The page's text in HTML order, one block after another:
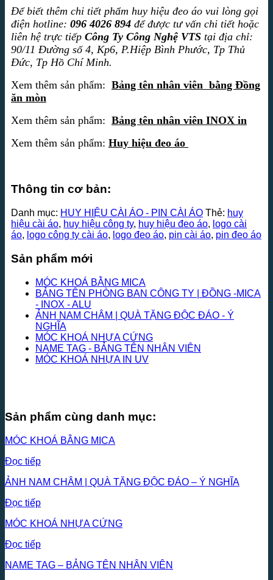
Để biết thêm chi tiết phẩm huy hiệu đeo áo vui lòng gọi
điện hotline: 096 4026 894 để được tư vấn chi tiết hoặc
liên hệ trực tiếp Công Ty Công Nghệ VTS tại địa chỉ:
90/11 Đường số 4, Kp6, P.Hiệp Bình Phước, Tp Thủ
Đức, Tp Hồ Chí Minh.
Xem thêm sản phẩm: Bảng tên nhân viên bằng Đồng
ăn mòn
Xem thêm sản phẩm: Bảng tên nhân viên INOX in
Xem thêm sản phẩm: Huy hiệu đeo áo
Thông tin cơ bản:
Danh mục: HUY HIỆU CÀI ÁO - PIN CÀI ÁO Thẻ: huy
hiệu cài áo, huy hiệu công ty, huy hiệu đeo áo, logo cài
áo, logo công ty cài áo, logo đeo áo, pin cài áo, pin đeo áo
Sản phẩm mới
MÓC KHOÁ BẰNG MICA
BẢNG TÊN PHÒNG BAN CÔNG TY | ĐỒNG -MICA
- INOX - ALU
ẢNH NAM CHÂM | QUÀ TẶNG ĐỘC ĐÁO - Ý
NGHĨA
MÓC KHOÁ NHỰA CỨNG
NAME TAG - BẢNG TÊN NHÂN VIÊN
MÓC KHOÁ NHỰA IN UV
Sản phẩm cùng danh mục:
MÓC KHOÁ BẰNG MICA
Đọc tiếp
ẢNH NAM CHÂM | QUÀ TẶNG ĐỘC ĐÁO – Ý NGHĨA
Đọc tiếp
MÓC KHOÁ NHỰA CỨNG
Đọc tiếp
NAME TAG – BẢNG TÊN NHÂN VIÊN